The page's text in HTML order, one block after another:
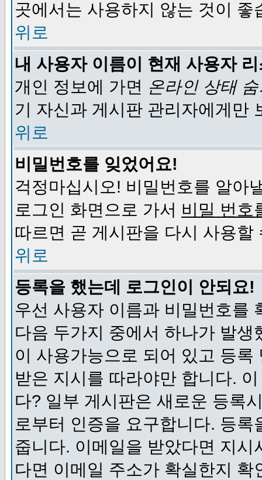
곳에서는 사용하지 않는 것이 좋
위로
내 사용자 이름이 현재 사용자
개인 정보에 가면 온라인 상태
기 자신과 게시판 관리자에게만
위로
비밀번호를 잊었어요!
걱정마십시오! 비밀번호를 알아
로그인 화면으로 가서 비밀 번호
따르면 곧 게시판을 다시 사용할
위로
등록을 했는데 로그인이 안되요!
우선 사용자 이름과 비밀번호를
다음 두가지 중에서 하나가 발
이 사용가능으로 되어 있고 등
받은 지시를 따라야만 합니다.
다? 일부 게시판은 새로운 등록
로부터 인증을 요구합니다. 등
줍니다. 이메일을 받았다면 지
다면 이메일 주소가 확실한지